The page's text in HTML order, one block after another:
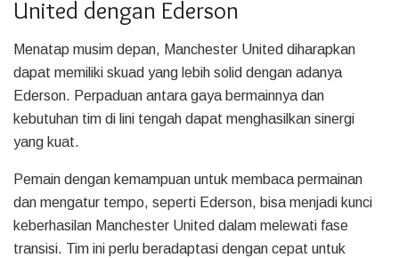
United dengan Ederson
Menatap musim depan, Manchester United diharapkan
dapat memiliki skuad yang lebih solid dengan adanya
Ederson. Perpaduan antara gaya bermainnya dan
kebutuhan tim di lini tengah dapat menghasilkan sinergi
yang kuat.
Pemain dengan kemampuan untuk membaca permainan
dan mengatur tempo, seperti Ederson, bisa menjadi kunci
keberhasilan Manchester United dalam melewati fase
transisi. Tim ini perlu beradaptasi dengan cepat untuk